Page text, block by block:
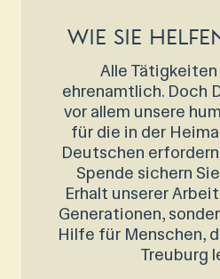
Wie sie
Alle
ehrenamtlich. Doch
vor allem unsere
für die in der
Deutschen
Spende sichern
Erhalt unserer
Generationen,
Hilfe für Menschen,
Treuburg